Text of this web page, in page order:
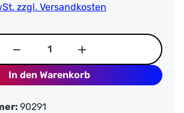
zzgl. Versandkosten
Gib den gewünschten
In den Warenkorb
90291